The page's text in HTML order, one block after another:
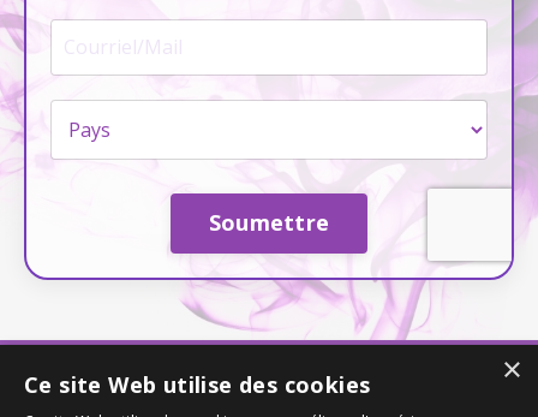
Soumettre
© 2026 Amour et Conscience
×
Ce site Web utilise des cookies